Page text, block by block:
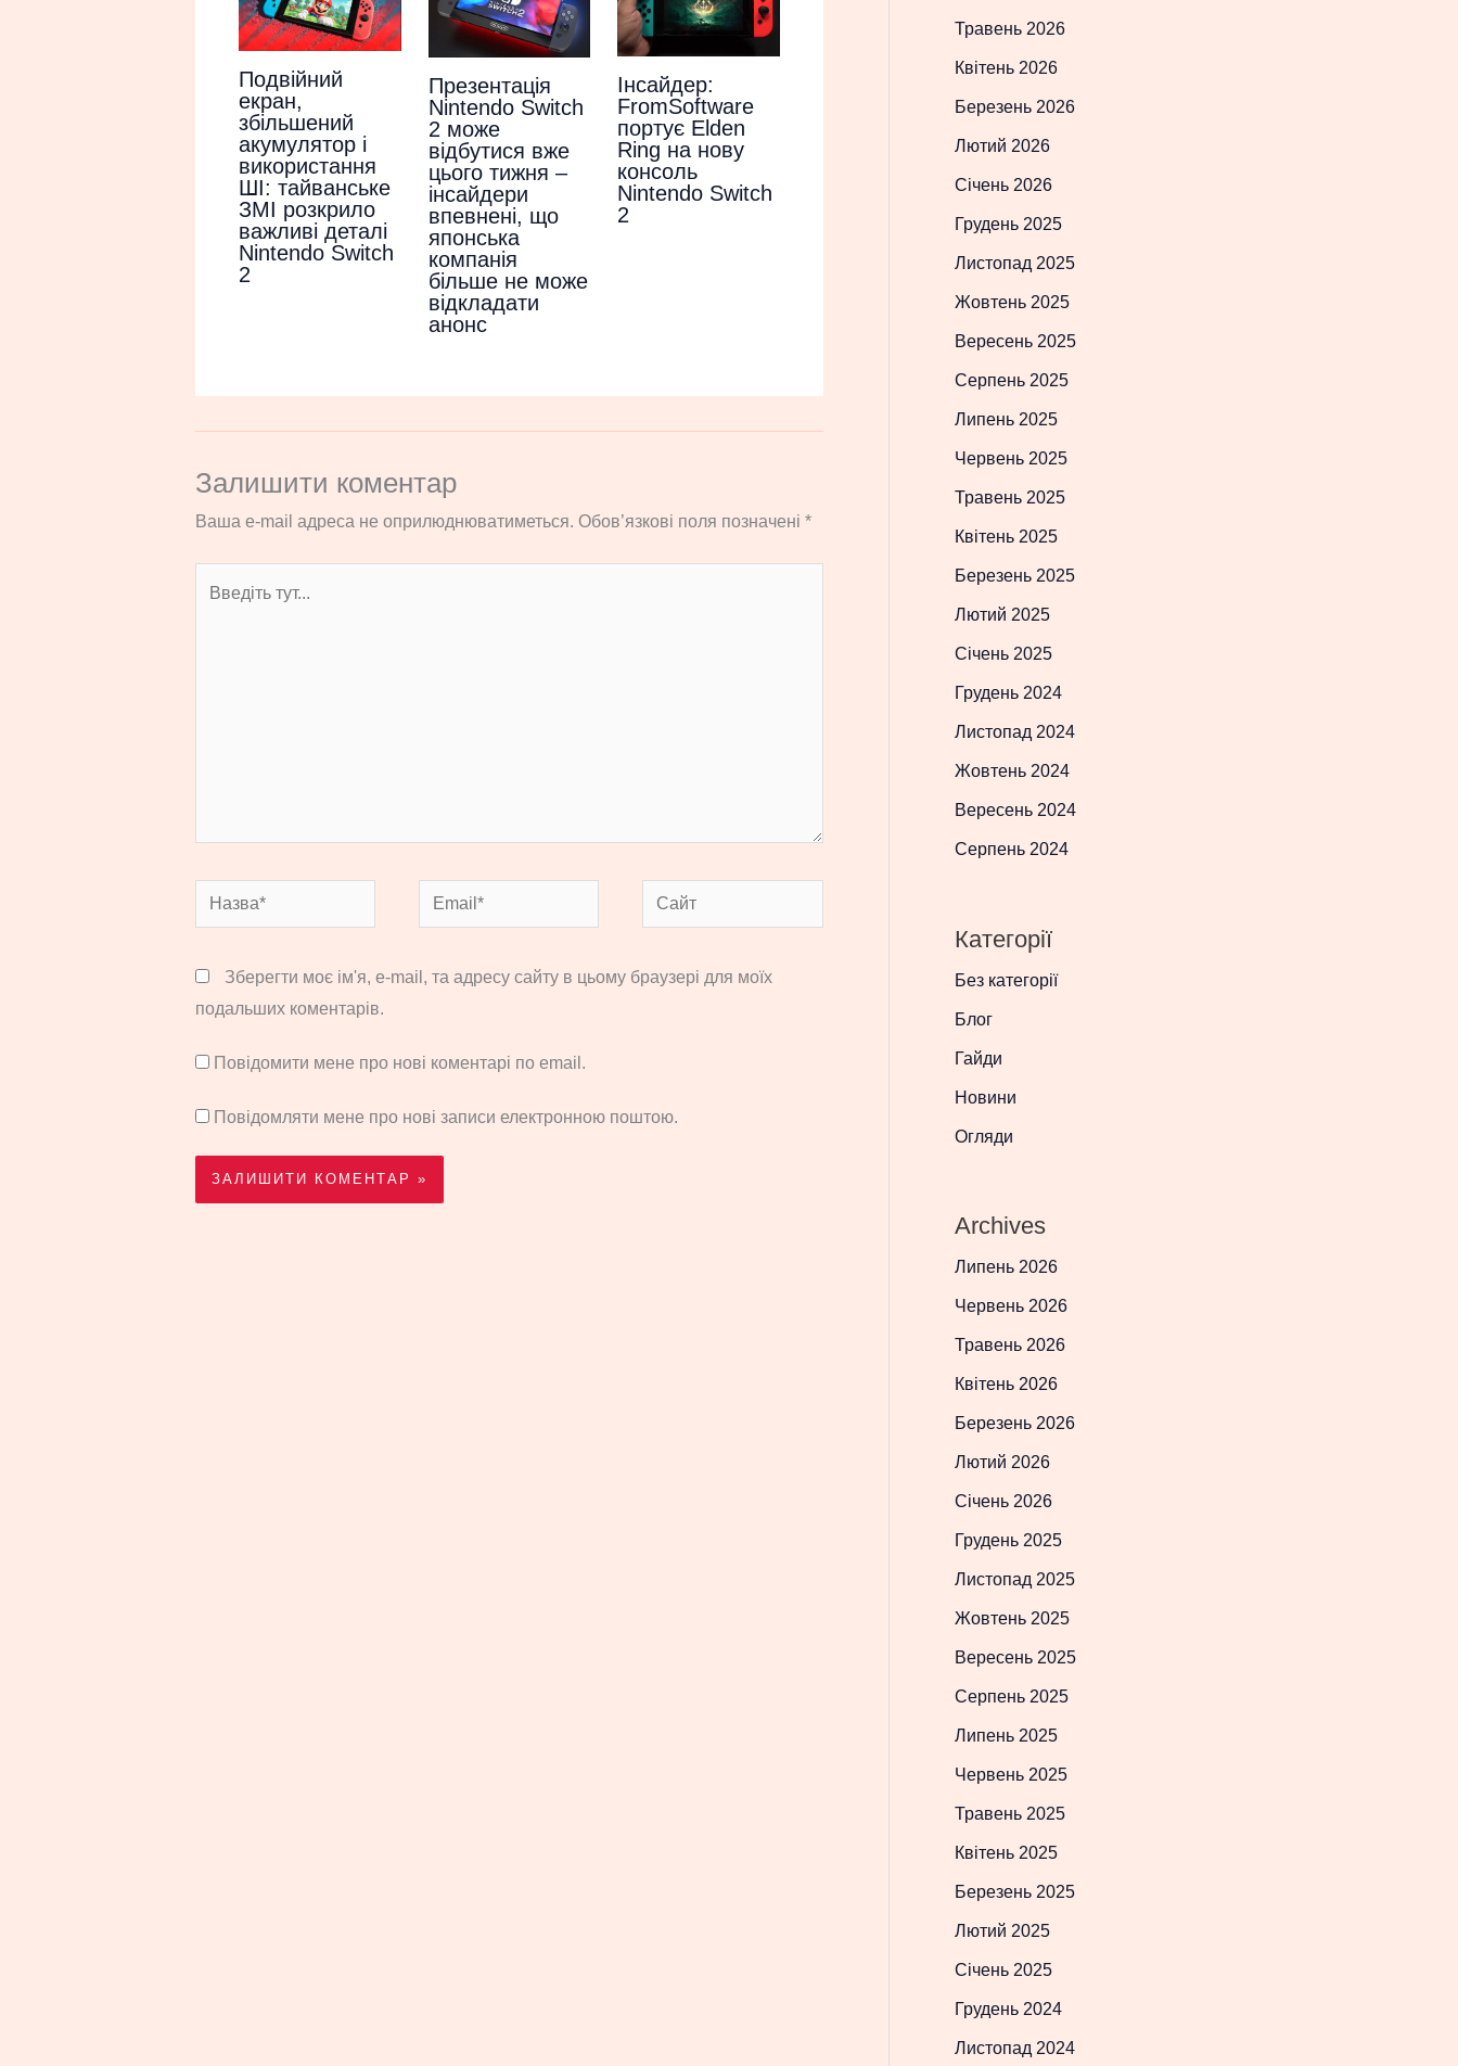
Подвійний
екран,
збільшений
акумулятор і
використання
ШІ: тайванське
ЗМІ розкрило
важливі деталі
Nintendo Switch
2
Презентація
Nintendo Switch
2 може
відбутися вже
цього тижня –
інсайдери
впевнені, що
японська
компанія
більше не може
відкладати
анонс
Інсайдер:
FromSoftware
портує Elden
Ring на нову
консоль
Nintendo Switch
2
Залишити коментар
Ваша e-mail адреса не оприлюднюватиметься. Обов’язкові поля позначені *
Назва* Email* Сайт
Зберегти моє ім'я, e-mail, та адресу сайту в цьому браузері для моїх
подальших коментарів.
Повідомити мене про нові коментарі по email.
Повідомляти мене про нові записи електронною поштою.
Травень 2026
Квітень 2026
Березень 2026
Лютий 2026
Січень 2026
Грудень 2025
Листопад 2025
Жовтень 2025
Вересень 2025
Серпень 2025
Липень 2025
Червень 2025
Травень 2025
Квітень 2025
Березень 2025
Лютий 2025
Січень 2025
Грудень 2024
Листопад 2024
Жовтень 2024
Вересень 2024
Серпень 2024
Категорії
Без категорії
Блог
Гайди
Новини
Огляди
Archives
Липень 2026
Червень 2026
Травень 2026
Квітень 2026
Березень 2026
Лютий 2026
Січень 2026
Грудень 2025
Листопад 2025
Жовтень 2025
Вересень 2025
Серпень 2025
Липень 2025
Червень 2025
Травень 2025
Квітень 2025
Березень 2025
Лютий 2025
Січень 2025
Грудень 2024
Листопад 2024